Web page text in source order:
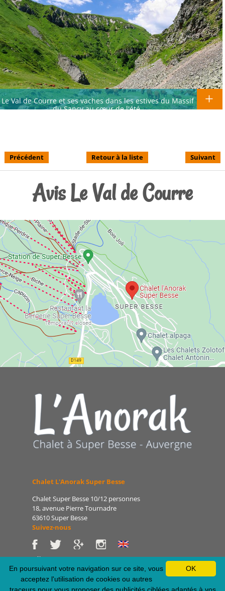
Le Val de Courre et ses vaches dans les estives du Massif
du Sancy au cœur de l'été.
Précédent Retour à la liste Suivant
Avis Le Val de Courre
Chalet L'Anorak Super Besse
Chalet Super Besse 10/12 personnes
18, avenue Pierre Tournadre
63610 Super Besse
Suivez-nous
Tél : 06 86 75 47 66
E-mail : patrice@lanorak.com
Site : www.lanorak.com
OK
En poursuivant votre navigation sur ce site, vous
acceptez l'utilisation de cookies ou autres